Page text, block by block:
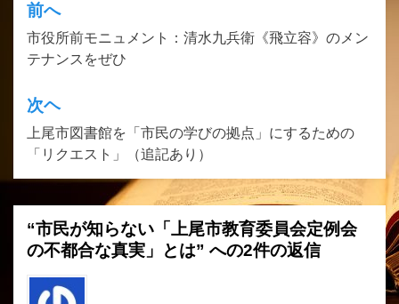
投
稿
ナ
ビ
ゲ
ー
ョ
ン
前へ
市役所前モニュメント：清水九兵衛《飛立容》のメン
テナンスをぜひ
次ヘ
上尾市図書館を「市民の学びの拠点」にするための
「リクエスト」（追記あり）
“市民が知らない「上尾市教育委員会定例会
の不都合な真実」とは” への2件の返信